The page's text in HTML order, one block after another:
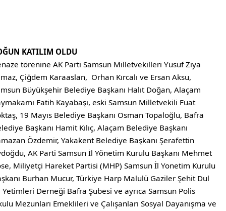
KATILIM OLDU
törenine AK Parti Samsun Milletvekilleri Yusuf Ziya
Çiğdem Karaaslan, Orhan Kırcalı ve Ersan Aksu,
Büyükşehir Belediye Başkanı Halıt Doğan, Alaçam
Fatih Kayabaşı, eski Samsun Milletvekili Fuat
19 Mayıs Belediye Başkanı Osman Topaloğlu, Bafra
Başkanı Hamit Kılıç, Alaçam Belediye Başkanı
Özdemir, Yakakent Belediye Başkanı Şerafettin
AK Parti Samsun İl Yönetim Kurulu Başkanı Mehmet
Miliyetçi Hareket Partisi (MHP) Samsun İl Yonetim Kurulu
Burhan Mucur, Türkiye Harp Malulü Gaziler Şehit Dul
Yetimleri Derneği Bafra Şubesi ve ayrıca Samsun Polis
Mezunları Emeklileri ve Çalışanları Sosyal Dayanışma ve